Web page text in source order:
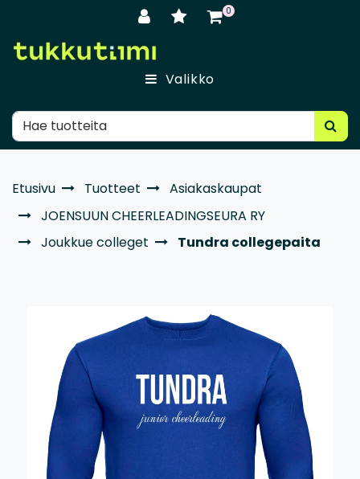
0
Valikko
Etusivu Tuotteet
Asiakaskaupat
JOENSUUN CHEERLEADINGSEURA RY
Joukkue colleget
Tundra collegepaita